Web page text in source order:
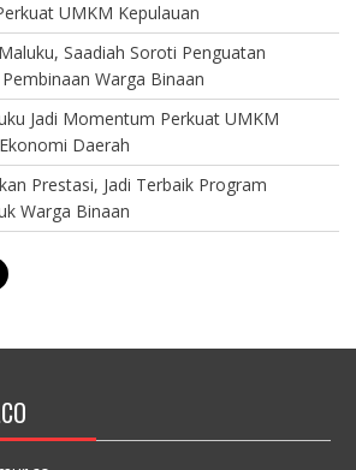
UMKM Kepulauan
Saadiah Soroti Penguatan
Warga Binaan
Jadi Momentum Perkuat UMKM
Daerah
Prestasi, Jadi Terbaik Program
Warga Binaan